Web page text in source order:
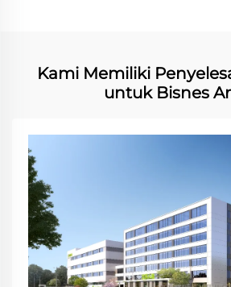
Kami Memiliki
untuk Bisnes